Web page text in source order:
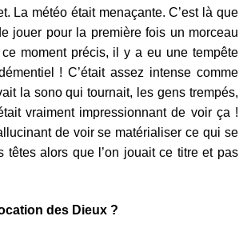
La météo était menaçante. C’est là que
jouer pour la première fois un morceau
moment précis, il y a eu une tempête
! C’était assez intense comme
la sono qui tournait, les gens trempés,
vraiment impressionnant de voir ça !
de voir se matérialiser ce qui se
têtes alors que l’on jouait ce titre et pas
des Dieux ?